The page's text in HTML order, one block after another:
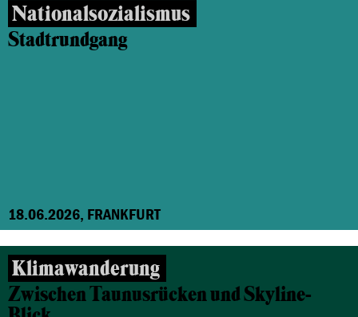
Nationalsozialismus
Stadtrundgang
18.06.2026, FRANKFURT
Klimawanderung
Zwischen Taunusrücken und Skyline-